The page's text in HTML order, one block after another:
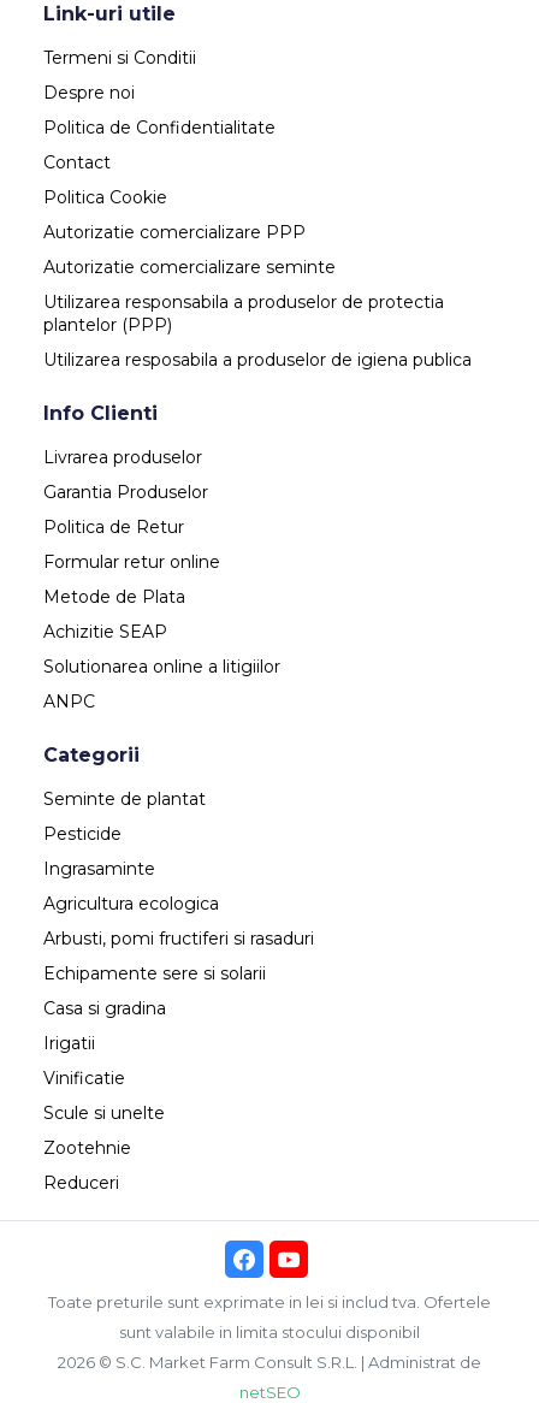
Link-uri utile
Termeni si Conditii
Despre noi
Politica de Confidentialitate
Contact
Politica Cookie
Autorizatie comercializare PPP
Autorizatie comercializare seminte
Utilizarea responsabila a produselor de protectia
plantelor (PPP)
Utilizarea resposabila a produselor de igiena publica
Info Clienti
Livrarea produselor
Garantia Produselor
Politica de Retur
Formular retur online
Metode de Plata
Achizitie SEAP
Solutionarea online a litigiilor
ANPC
Categorii
Seminte de plantat
Pesticide
Ingrasaminte
Agricultura ecologica
Arbusti, pomi fructiferi si rasaduri
Echipamente sere si solarii
Casa si gradina
Irigatii
Vinificatie
Scule si unelte
Zootehnie
Reduceri
Toate preturile sunt exprimate in lei si includ tva. Ofertele
sunt valabile in limita stocului disponibil
2026 © S.C. Market Farm Consult S.R.L. | Administrat de
netSEO